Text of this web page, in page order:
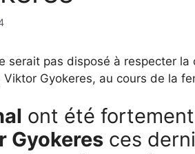
serait pas disposé à respecter
Viktor Gyokeres, au cours de la
ont été
Gyokeres ces